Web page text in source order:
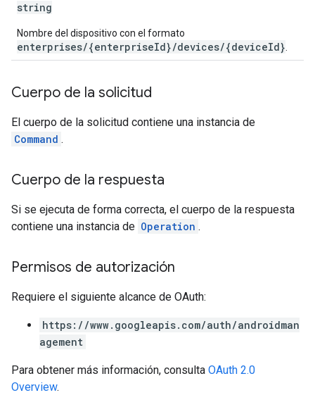
string
Nombre del dispositivo con el formato
enterprises/{enterpriseId}/devices/{deviceId}
Cuerpo de la solicitud
El cuerpo de la solicitud contiene una instancia de
Command .
Cuerpo de la respuesta
Si se ejecuta de forma correcta, el cuerpo de la respuesta
contiene una instancia de Operation .
Permisos de autorización
Requiere el siguiente alcance de OAuth:
https://www.googleapis.com/auth/androidman
agement
Para obtener más información, consulta OAuth 2.0
Overview.